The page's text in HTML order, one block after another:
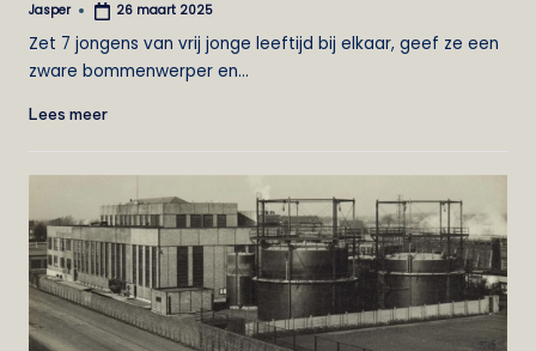
Geplaatst
Jasper 26 maart 2025
Zet 7 jongens van vrij jonge leeftijd bij elkaar, geef ze een
zware bommenwerper en…
Lees meer